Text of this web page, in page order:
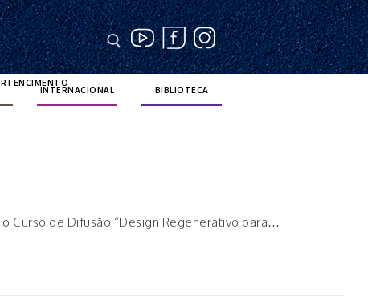
INTERNACIONAL BIBLIOTECA
Curso de Difusão “Design Regenerativo para…